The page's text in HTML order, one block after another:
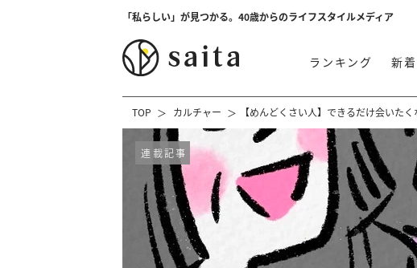
「私らしい」が見つかる。40歳からのライフスタイルメディア
ランキング 新
TOP カルチャー 【めんどくさい人】できるだけ会いた
連載記事